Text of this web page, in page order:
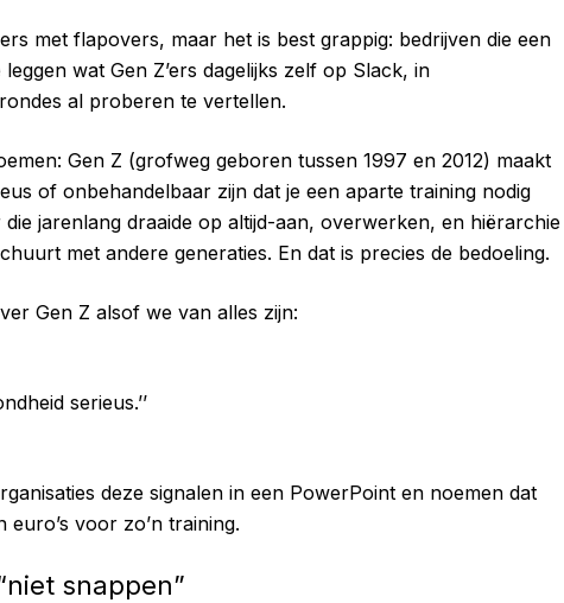
met flapovers, maar het is best grappig: bedrijven die een
wat Gen Z’ers dagelijks zelf op Slack, in
al proberen te vertellen.
Gen Z (grofweg geboren tussen 1997 en 2012) maakt
of onbehandelbaar zijn dat je een aparte training nodig
jarenlang draaide op altijd-aan, overwerken, en hiërarchie
met andere generaties. En dat is precies de bedoeling.
Gen Z alsof we van alles zijn:
serieus.’’
deze signalen in een PowerPoint en noemen dat
euro’s voor zo’n training.
snappen”